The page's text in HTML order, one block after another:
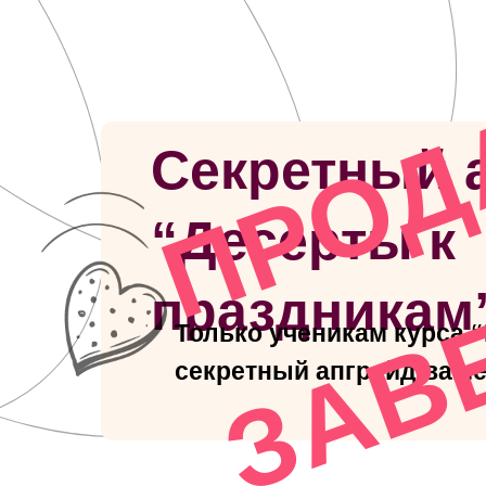
Секретный
“Десерты к
Только ученикам курса
секретный апгрейд